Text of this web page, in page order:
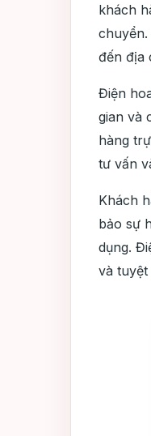
khách
đến địa
Điện
gian và
hàng
tư vấn
Khách
bảo sự
dụng.
và tuyệt